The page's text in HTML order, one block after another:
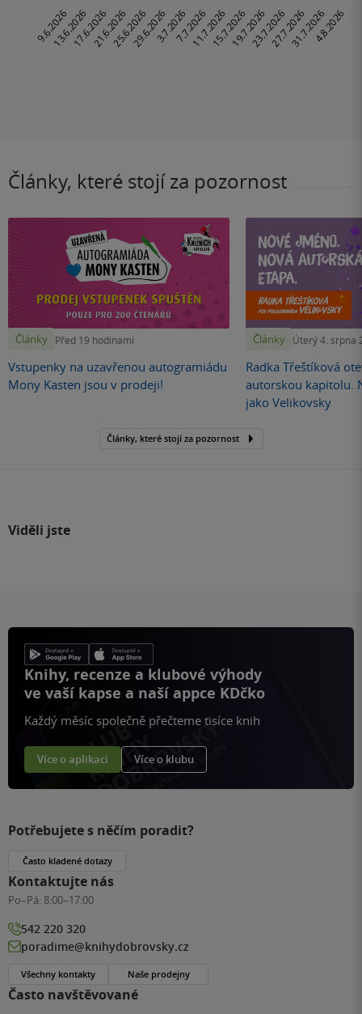
Články, které stojí za pozornost
Články Před 19 hodinami
Vstupenky na uzavřenou autogramiádu
Mony Kasten jsou v prodeji!
Články Úterý 4. srpna
Radka Třeštíková
autorskou kapitolu.
jako Velikovsky
Články, které stojí za pozornost
Viděli jste
Knihy, recenze a klubové výhody
ve vaší kapse a naší appce KDčko
Každý měsíc společně přečteme tisíce knih
Více o aplikaci Více o klubu
Často navštěvované
Potřebujete s něčím poradit?
Často kladené dotazy
Kontaktujte nás
Po–Pá: 8:00–17:00
542 220 320
poradime@knihydobrovsky.cz
Všechny kontakty Naše prodejny